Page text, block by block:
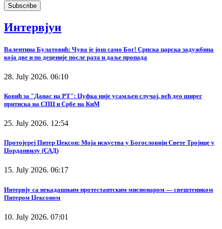
Интервјуи
Валентина Булатовић: Чува је још само Бог! Српска царска задужбина
која две и по деценије после рата и даље пропада
28. July 2026. 06:10
Ковић за "Данас на РТ": Џуфка није усамљен случај, већ део ширег
притиска на СПЦ и Србе на КиМ
25. July 2026. 12:54
Протојереј Питер Џексон: Моја искуства у Богословији Свете Тројице у
Џорданвилу (САД)
15. July 2026. 06:17
Интервју са некадашњим протестантским мисионаром — свештеником
Питером Џексоном
10. July 2026. 07:01